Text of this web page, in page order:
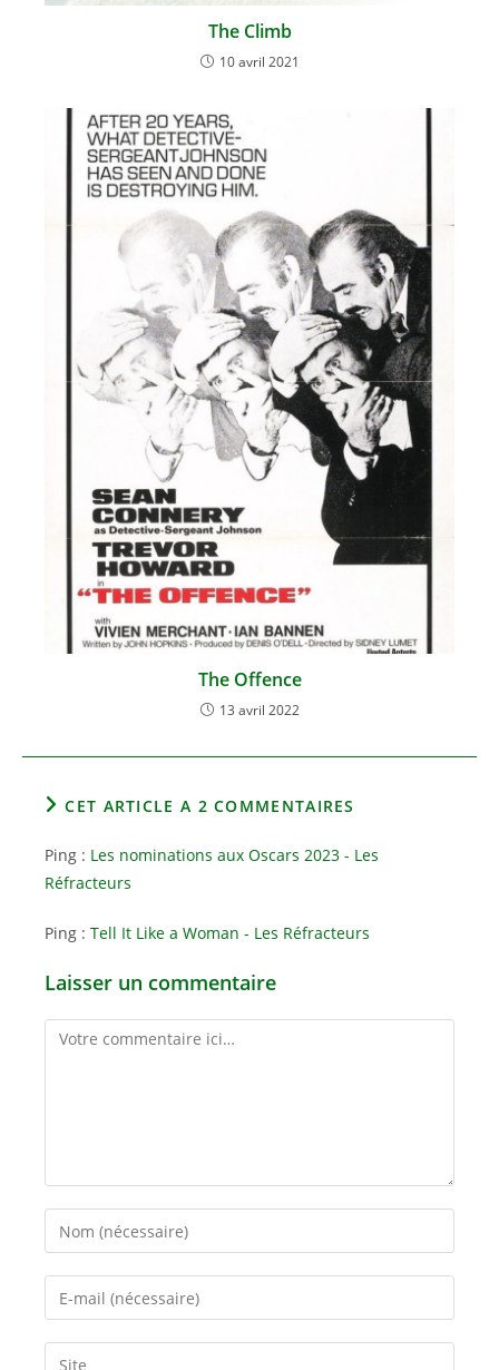
The Climb
10 avril 2021
The Offence
13 avril 2022
CET ARTICLE A 2 COMMENTAIRES
Ping : Les nominations aux Oscars 2023 - Les
Réfracteurs
Ping : Tell It Like a Woman - Les Réfracteurs
Laisser un commentaire
Comment
Enter
your
name
Enter
your
email
Saisir